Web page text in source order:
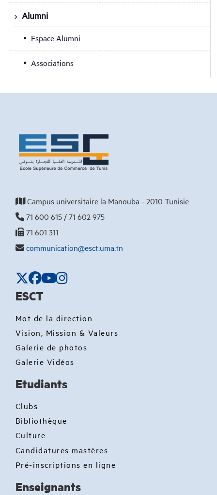
Alumni
Espace Alumni
Associations
Campus universitaire la Manouba - 2010 Tunisie
71 600 615 / 71 602 975
71 601 311
communication@esct.uma.tn
ESCT
Mot de la direction
Vision, Mission & Valeurs
Galerie de photos
Galerie Vidéos
Etudiants
Clubs
Bibliothèque
Culture
Candidatures mastères
Pré-inscriptions en ligne
Enseignants